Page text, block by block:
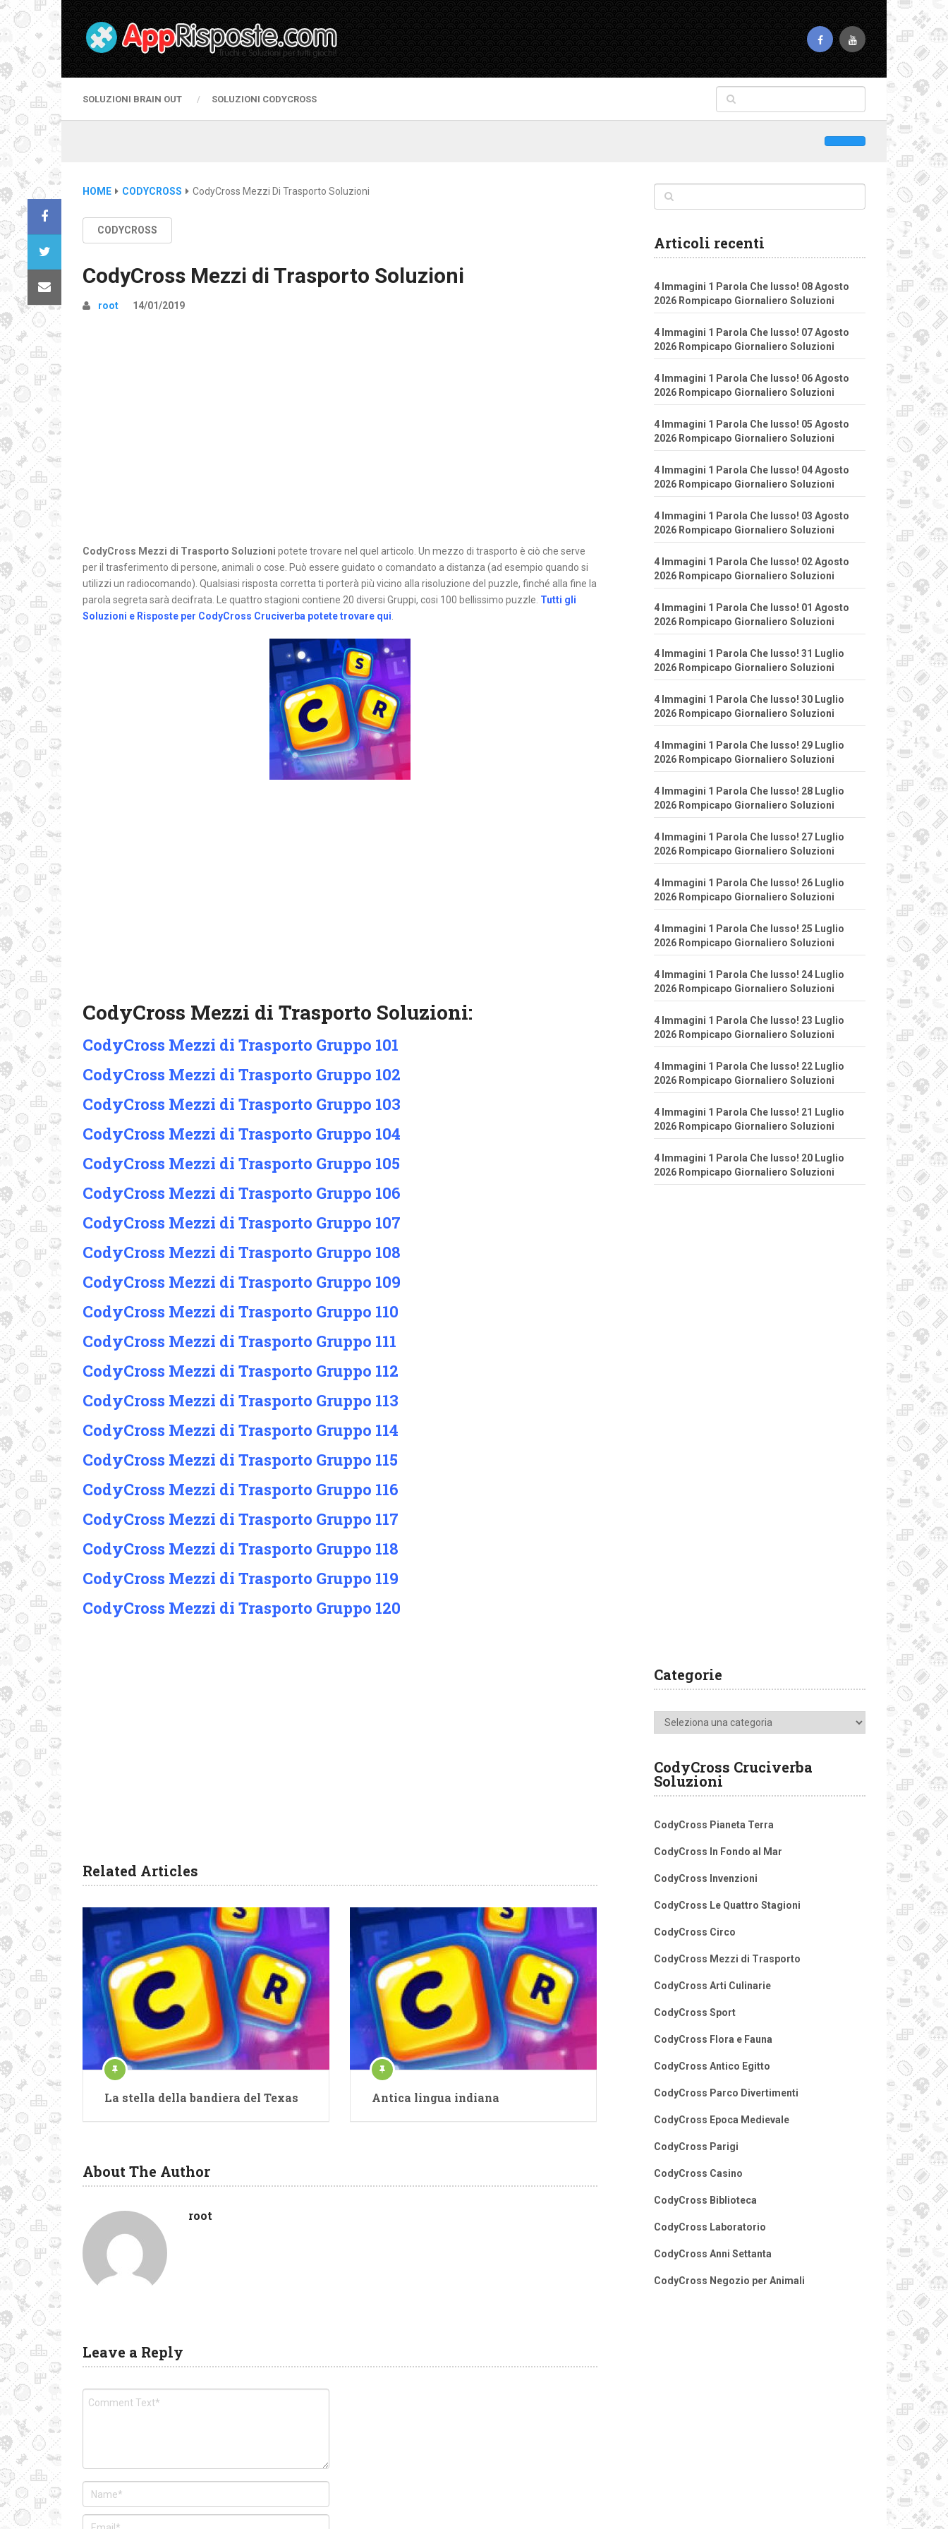
SOLUZIONI BRAIN OUT SOLUZIONI CODYCROSS
HOME CODYCROSS CodyCross Mezzi Di Trasporto Soluzioni
CODYCROSS
CodyCross Mezzi di Trasporto Soluzioni
root 14/01/2019
CodyCross Mezzi di Trasporto Soluzioni potete trovare nel quel articolo. Un mezzo di trasporto è ciò che serve
per il trasferimento di persone, animali o cose. Può essere guidato o comandato a distanza (ad esempio quando si
utilizzi un radiocomando). Qualsiasi risposta corretta ti porterà più vicino alla risoluzione del puzzle, finché alla fine la
parola segreta sarà decifrata. Le quattro stagioni contiene 20 diversi Gruppi, cosi 100 bellissimo puzzle. Tutti gli
Soluzioni e Risposte per CodyCross Cruciverba potete trovare qui
CodyCross Mezzi di Trasporto Soluzioni:
CodyCross Mezzi di Trasporto Gruppo 101
CodyCross Mezzi di Trasporto Gruppo 102
CodyCross Mezzi di Trasporto Gruppo 103
CodyCross Mezzi di Trasporto Gruppo 104
CodyCross Mezzi di Trasporto Gruppo 105
CodyCross Mezzi di Trasporto Gruppo 106
CodyCross Mezzi di Trasporto Gruppo 107
CodyCross Mezzi di Trasporto Gruppo 108
CodyCross Mezzi di Trasporto Gruppo 109
CodyCross Mezzi di Trasporto Gruppo 110
CodyCross Mezzi di Trasporto Gruppo 111
CodyCross Mezzi di Trasporto Gruppo 112
CodyCross Mezzi di Trasporto Gruppo 113
CodyCross Mezzi di Trasporto Gruppo 114
CodyCross Mezzi di Trasporto Gruppo 115
CodyCross Mezzi di Trasporto Gruppo 116
CodyCross Mezzi di Trasporto Gruppo 117
CodyCross Mezzi di Trasporto Gruppo 118
CodyCross Mezzi di Trasporto Gruppo 119
CodyCross Mezzi di Trasporto Gruppo 120
Related Articles
La stella della bandiera del Texas Antica lingua indiana
About The Author
root
Leave a Reply
Articoli recenti
4 Immagini 1 Parola Che lusso! 08 Agosto
2026 Rompicapo Giornaliero Soluzioni
4 Immagini 1 Parola Che lusso! 07 Agosto
2026 Rompicapo Giornaliero Soluzioni
4 Immagini 1 Parola Che lusso! 06 Agosto
2026 Rompicapo Giornaliero Soluzioni
4 Immagini 1 Parola Che lusso! 05 Agosto
2026 Rompicapo Giornaliero Soluzioni
4 Immagini 1 Parola Che lusso! 04 Agosto
2026 Rompicapo Giornaliero Soluzioni
4 Immagini 1 Parola Che lusso! 03 Agosto
2026 Rompicapo Giornaliero Soluzioni
4 Immagini 1 Parola Che lusso! 02 Agosto
2026 Rompicapo Giornaliero Soluzioni
4 Immagini 1 Parola Che lusso! 01 Agosto
2026 Rompicapo Giornaliero Soluzioni
4 Immagini 1 Parola Che lusso! 31 Luglio
2026 Rompicapo Giornaliero Soluzioni
4 Immagini 1 Parola Che lusso! 30 Luglio
2026 Rompicapo Giornaliero Soluzioni
4 Immagini 1 Parola Che lusso! 29 Luglio
2026 Rompicapo Giornaliero Soluzioni
4 Immagini 1 Parola Che lusso! 28 Luglio
2026 Rompicapo Giornaliero Soluzioni
4 Immagini 1 Parola Che lusso! 27 Luglio
2026 Rompicapo Giornaliero Soluzioni
4 Immagini 1 Parola Che lusso! 26 Luglio
2026 Rompicapo Giornaliero Soluzioni
4 Immagini 1 Parola Che lusso! 25 Luglio
2026 Rompicapo Giornaliero Soluzioni
4 Immagini 1 Parola Che lusso! 24 Luglio
2026 Rompicapo Giornaliero Soluzioni
4 Immagini 1 Parola Che lusso! 23 Luglio
2026 Rompicapo Giornaliero Soluzioni
4 Immagini 1 Parola Che lusso! 22 Luglio
2026 Rompicapo Giornaliero Soluzioni
4 Immagini 1 Parola Che lusso! 21 Luglio
2026 Rompicapo Giornaliero Soluzioni
4 Immagini 1 Parola Che lusso! 20 Luglio
2026 Rompicapo Giornaliero Soluzioni
Categorie
Categorie
CodyCross Cruciverba
Soluzioni
CodyCross Pianeta Terra
CodyCross In Fondo al Mar
CodyCross Invenzioni
CodyCross Le Quattro Stagioni
CodyCross Circo
CodyCross Mezzi di Trasporto
CodyCross Arti Culinarie
CodyCross Sport
CodyCross Flora e Fauna
CodyCross Antico Egitto
CodyCross Parco Divertimenti
CodyCross Epoca Medievale
CodyCross Parigi
CodyCross Casino
CodyCross Biblioteca
CodyCross Laboratorio
CodyCross Anni Settanta
CodyCross Negozio per Animali